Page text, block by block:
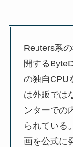
Reuters系
開する
の独自CPU
は外販では
ンターでの
られている
画を公式に